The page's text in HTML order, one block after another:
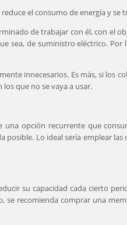
el consumo de energía y
de trabajar con él, con el
sea, de suministro eléctrico.
innecesarios. Es más, si los
que no se vaya a usar.
opción recurrente que
Lo ideal sería emplear
su capacidad cada cierto
recomienda comprar una